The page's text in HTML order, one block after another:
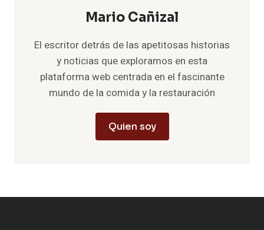
Mario Cañizal
El escritor detrás de las apetitosas historias
y noticias que exploramos en esta
plataforma web centrada en el fascinante
mundo de la comida y la restauración
Quien soy